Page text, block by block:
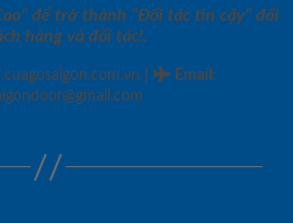
để trở thành “Đối tác tin cậy” đối
hàng và đối tác!.
Email :